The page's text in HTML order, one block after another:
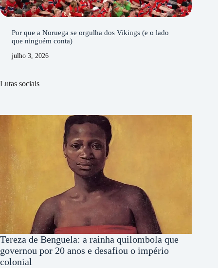
Por que a Noruega se orgulha dos Vikings (e o lado
que ninguém conta)
julho 3, 2026
Lutas sociais
Tereza de Benguela: a rainha quilombola que
governou por 20 anos e desafiou o império
colonial